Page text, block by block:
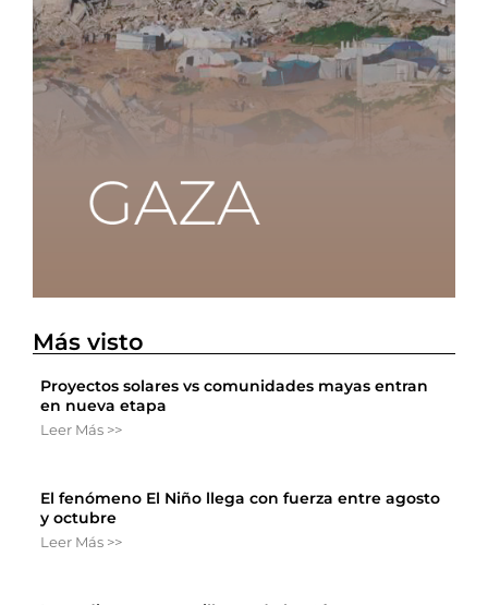
Más visto
Proyectos solares vs comunidades mayas entran
en nueva etapa
Leer Más >>
El fenómeno El Niño llega con fuerza entre agosto
y octubre
Leer Más >>